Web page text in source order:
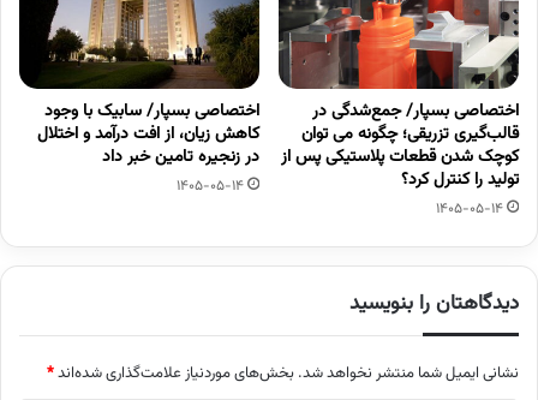
اختصاصی بسپار/ جمع‌شدگی در
قالب‌گیری تزریقی؛ چگونه می توان
کوچک شدن قطعات پلاستیکی پس از
تولید را کنترل کرد؟
1405-05-14
اختصاصی بسپار/ سابیک با وجود
کاهش زیان، از افت درآمد و اختلال
در زنجیره تامین خبر داد
1405-05-14
دیدگاهتان را بنویسید
نشانی ایمیل شما منتشر نخواهد شد. بخش‌های موردنیاز علامت‌گذاری شده‌اند*